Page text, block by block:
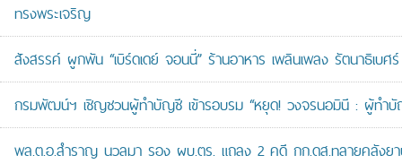
ทรงพระเจริญ
สังสรรค์ ผูกพัน “เบิร์ดเดย์ จอนนี่” ร้านอาหาร เพลินเพลง รัตนาธิเบศ
กรมพัฒน์ฯ เชิญชวนผู้ทำบัญชี เข้ารอบรม “หยุด! วงจรนอมินี : ผู้ทำ
พล.ต.อ.สำราญ นวลมา รอง ผบ.ตร. แถลง 2 คดี กก.ดส.ทลายคลังย